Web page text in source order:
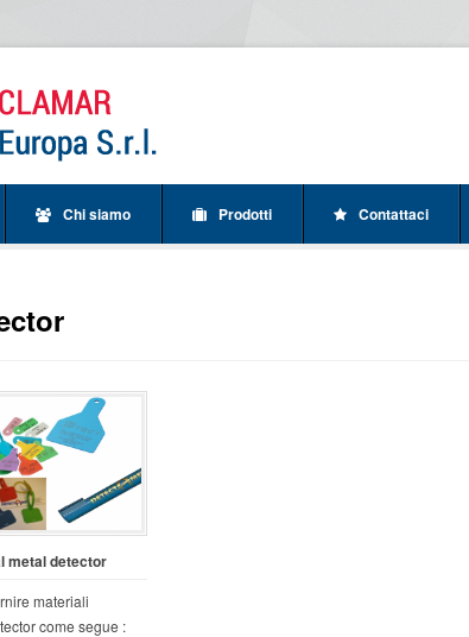
Chi siamo Prodotti Contattaci
metal detector
materiali
come segue :